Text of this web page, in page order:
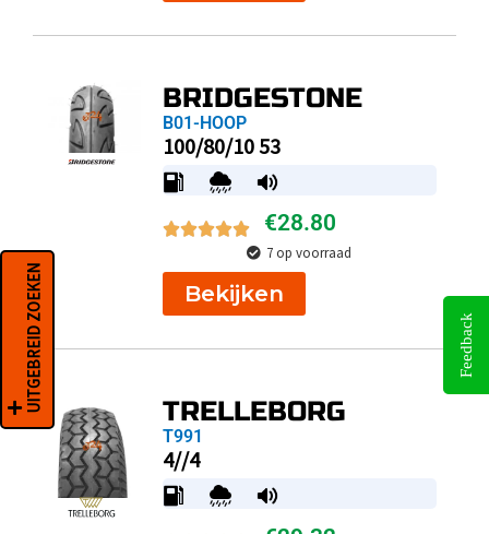
BRIDGESTONE
B01-HOOP
100/80/10 53
€28.80
7 op voorraad
Bekijken
TRELLEBORG
T991
4//4
UITGEBREID ZOEKEN Feedback